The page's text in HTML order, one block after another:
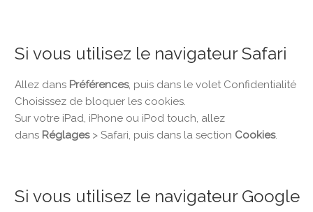
Si vous utilisez le navigateur Safari
Allez dans Préférences, puis dans le volet Confidentialité
Choisissez de bloquer les cookies.
Sur votre iPad, iPhone ou iPod touch, allez
dans Réglages> Safari, puis dans la section Cookies.
Si vous utilisez le navigateur Google